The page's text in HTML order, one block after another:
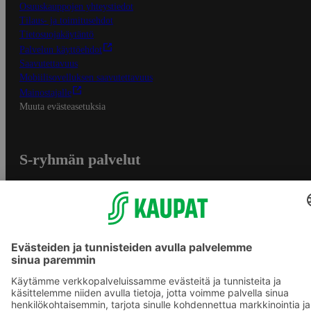
Osuuskauppojen yhteystiedot
Tilaus- ja toimitusehdot
Tietosuojakäytäntö
Palvelun käyttöehdot
Saavutettavuus
Mobiilisovelluksen saavutettavuus
Mainostajalle
Muuta evästeasetuksia
S-ryhmän palvelut
S-ostoslista -sovellus
Prisma.fi
Sokos.fi
S-Pankki
Yhteishyvä